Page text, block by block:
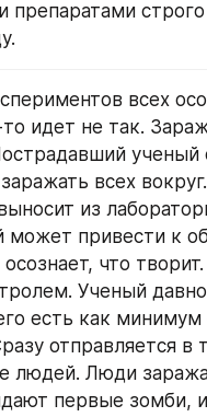
препаратами
идет не так.
ученый
всех
из
может привести к
что
Ученый
есть как
отправляется
людей. Люди
первые зомби,